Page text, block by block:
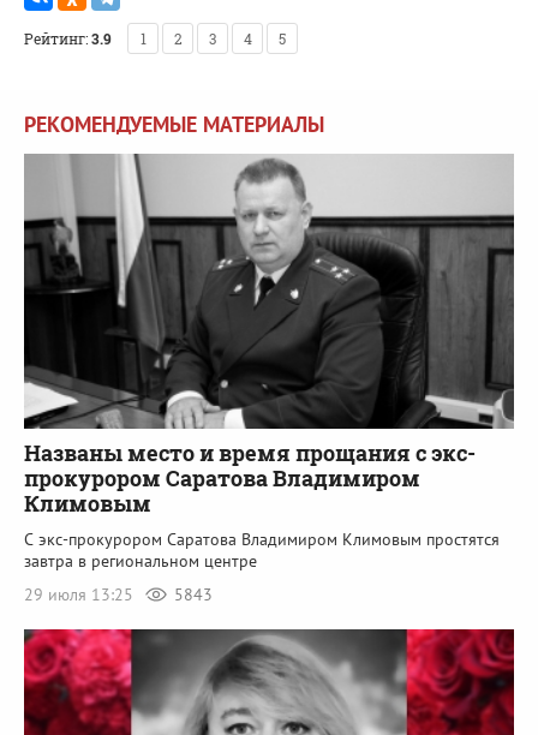
Рейтинг:3.9 1 2 3 4 5
РЕКОМЕНДУЕМЫЕ МАТЕРИАЛЫ
Названы место и время прощания с экс-
прокурором Саратова Владимиром
Климовым
С экс-прокурором Саратова Владимиром Климовым простятся
завтра в региональном центре
29 июля 13:25
5843